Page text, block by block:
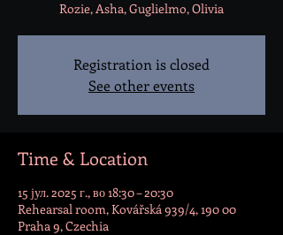
Rozie, Asha, Guglielmo, Olivia
Registration is closed
See other events
Time & Location
15 јул. 2025 г., во 18:30 – 20:30
Rehearsal room, Kovářská 939/4, 190 00
Praha 9, Czechia